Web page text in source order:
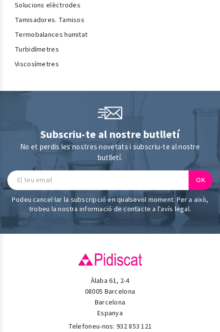
Solucions elèctrodes
Tamisadores. Tamisos
Termobalances humitat
Turbidímetres
Viscosímetres
Subscriu-te al nostre butlletí
No et perdis les nostres novetats i subscriu-te al nostre
butlletí.
Podeu cancel·lar la subscripció en qualsevol moment. Per a això,
trobeu la nostra informació de contacte a l'avís legal.
Àlaba 61, 2-4
08005 Barcelona
Barcelona
Espanya
Telefoneu-nos:932 853 121